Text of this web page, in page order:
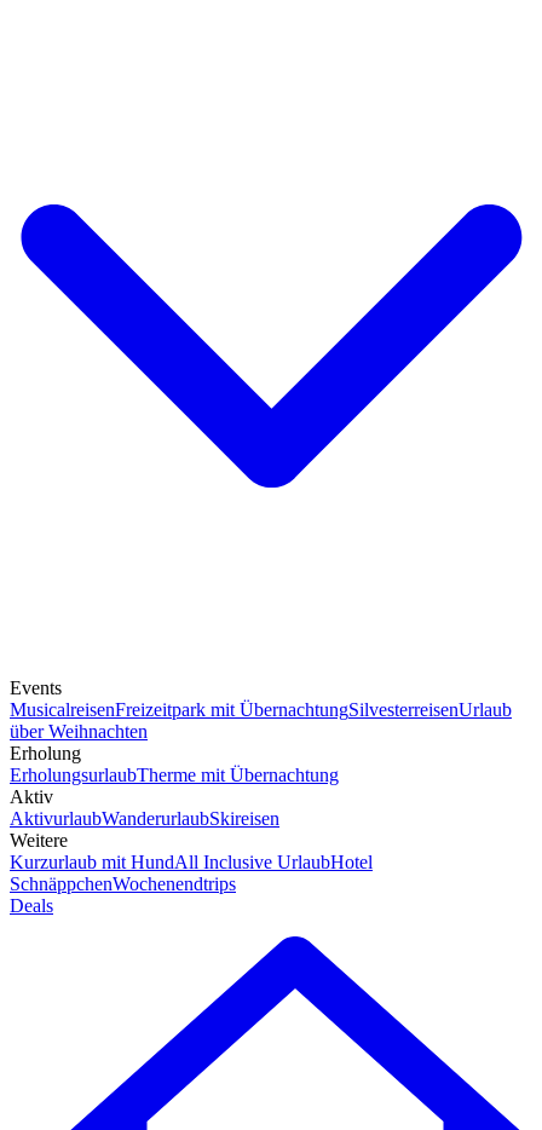
Events
MusicalreisenFreizeitpark mit ÜbernachtungSilvesterreisenUrlaub
über Weihnachten
Erholung
ErholungsurlaubTherme mit Übernachtung
Aktiv
AktivurlaubWanderurlaubSkireisen
Weitere
Kurzurlaub mit HundAll Inclusive UrlaubHotel
SchnäppchenWochenendtrips
Deals